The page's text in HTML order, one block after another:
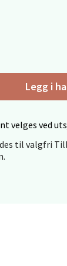
Legg i
velges ved
til valgfri